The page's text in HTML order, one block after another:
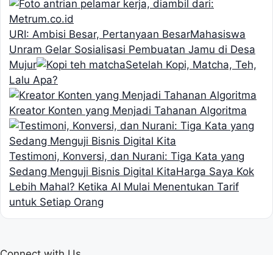
URI: Ambisi Besar, Pertanyaan BesarMahasiswa
Unram Gelar Sosialisasi Pembuatan Jamu di Desa
Mujur
Setelah Kopi, Matcha, Teh,
Lalu Apa?
Kreator Konten yang Menjadi Tahanan Algoritma
Testimoni, Konversi, dan Nurani: Tiga Kata yang
Sedang Menguji Bisnis Digital KitaHarga Saya Kok
Lebih Mahal? Ketika AI Mulai Menentukan Tarif
untuk Setiap Orang